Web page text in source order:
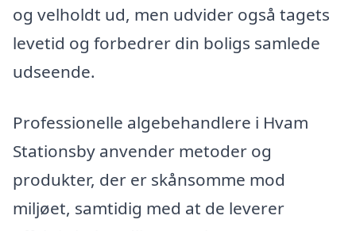
og velholdt ud, men udvider også tagets
levetid og forbedrer din boligs samlede
udseende.
Professionelle algebehandlere i Hvam
Stationsby anvender metoder og
produkter, der er skånsomme mod
miljøet, samtidig med at de leverer